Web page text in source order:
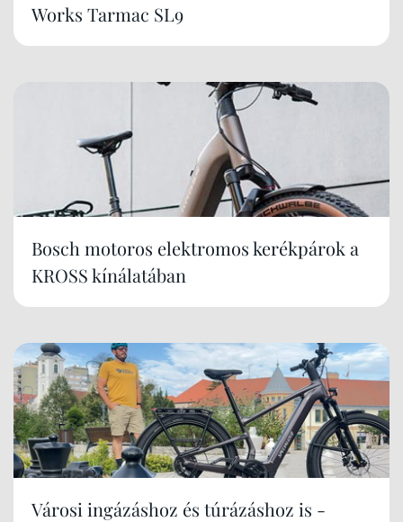
Works Tarmac SL9
Bosch motoros elektromos kerékpárok a
KROSS kínálatában
Városi ingázáshoz és túrázáshoz is -